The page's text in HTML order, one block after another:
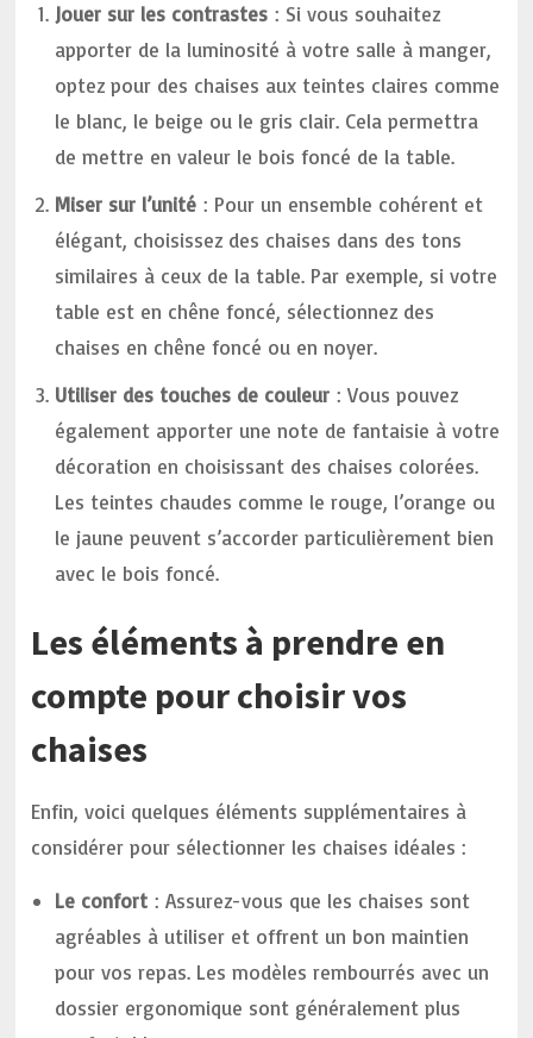
Jouer sur les contrastes : Si vous souhaitez
apporter de la luminosité à votre salle à manger,
optez pour des chaises aux teintes claires comme
le blanc, le beige ou le gris clair. Cela permettra
de mettre en valeur le bois foncé de la table.
Miser sur l’unité : Pour un ensemble cohérent et
élégant, choisissez des chaises dans des tons
similaires à ceux de la table. Par exemple, si votre
table est en chêne foncé, sélectionnez des
chaises en chêne foncé ou en noyer.
Utiliser des touches de couleur : Vous pouvez
également apporter une note de fantaisie à votre
décoration en choisissant des chaises colorées.
Les teintes chaudes comme le rouge, l’orange ou
le jaune peuvent s’accorder particulièrement bien
avec le bois foncé.
Les éléments à prendre en
compte pour choisir vos
chaises
Enfin, voici quelques éléments supplémentaires à
considérer pour sélectionner les chaises idéales :
Le confort : Assurez-vous que les chaises sont
agréables à utiliser et offrent un bon maintien
pour vos repas. Les modèles rembourrés avec un
dossier ergonomique sont généralement plus